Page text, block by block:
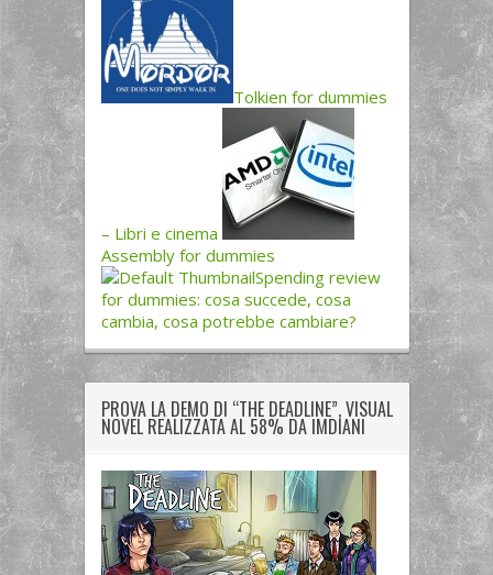
Tolkien for dummies
– Libri e cinema
Assembly for dummies
Spending review
for dummies: cosa succede, cosa
cambia, cosa potrebbe cambiare?
PROVA LA DEMO DI “THE DEADLINE”, VISUAL
NOVEL REALIZZATA AL 58% DA IMDIANI